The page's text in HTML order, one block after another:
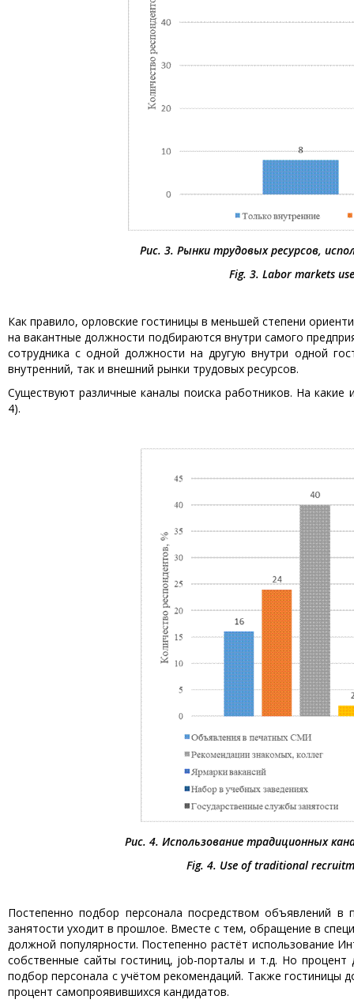
Рис. 3. Рынки трудовых ресурсов,
Fig. 3. Labor markets
Как правило, орловские гостиницы в меньшей степени
на вакантные должности подбираются внутри самого
сотрудника с одной должности на другую внутри одной
внутренний, так и внешний рынки трудовых ресурсов.
Существуют различные каналы поиска работников. На какие
4).
Рис. 4. Использование традиционных
Fig. 4. Use of traditional
Постепенно подбор персонала посредством объявлений
занятости уходит в прошлое. Вместе с тем, обращение в
должной популярности. Постепенно растёт использование
собственные сайты гостиниц, job-порталы и т.д. Но
подбор персонала с учётом рекомендаций. Также гостиницы
процент самопроявившихся кандидатов.